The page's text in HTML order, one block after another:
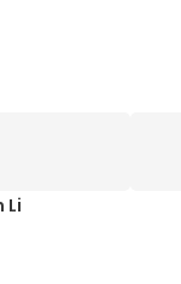
Li